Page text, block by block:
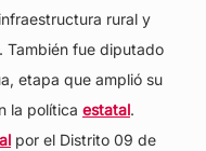
rural y
También fue diputado
etapa que amplió su
la política estatal.
por el Distrito 09 de